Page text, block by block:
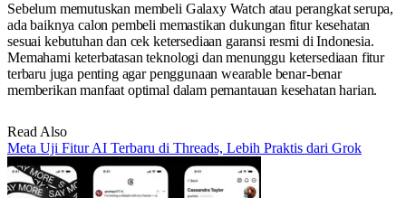
Sebelum memutuskan membeli Galaxy Watch atau perangkat serupa,
ada baiknya calon pembeli memastikan dukungan fitur kesehatan
sesuai kebutuhan dan cek ketersediaan garansi resmi di Indonesia.
Memahami keterbatasan teknologi dan menunggu ketersediaan fitur
terbaru juga penting agar penggunaan wearable benar-benar
memberikan manfaat optimal dalam pemantauan kesehatan harian.
Read Also
Meta Uji Fitur AI Terbaru di Threads, Lebih Praktis dari Grok